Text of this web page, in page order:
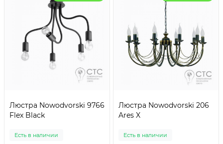
Люстра Nowodvorski 9766
Flex Black
Есть в наличии
Люстра Nowodvorski 206
Ares X
Есть в наличии